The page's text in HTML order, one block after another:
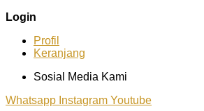
Login
Profil
Keranjang
Sosial Media Kami
Whatsapp Instagram Youtube